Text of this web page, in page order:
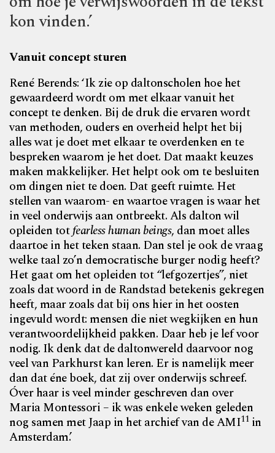
kon vinden.’
Vanuit concept sturen
René Berends: ‘Ik zie op daltonscholen hoe het
gewaardeerd wordt om met elkaar vanuit het
concept te denken. Bij de druk die ervaren wordt
van methoden, ouders en overheid helpt het bij
alles wat je doet met elkaar te overdenken en te
bespreken waarom je het doet. Dat maakt keuzes
maken makkelijker. Het helpt ook om te besluiten
om dingen niet te doen. Dat geeft ruimte. Het
stellen van waarom- en waartoe vragen is waar het
in veel onderwijs aan ontbreekt. Als dalton wil
opleiden totfearless human beings, dan moet alles
daartoe in het teken staan. Dan stel je ook de vraag
welke taal zo’n democratische burger nodig heeft?
Het gaat om het opleiden tot “lefgozertjes”, niet
zoals dat woord in de Randstad betekenis gekregen
heeft, maar zoals dat bij ons hier in het oosten
ingevuld wordt: mensen die niet wegkijken en hun
verantwoordelijkheid pakken. Daar heb je lef voor
nodig. Ik denk dat de daltonwereld daarvoor nog
veel van Parkhurst kan leren. Er is namelijk meer
dan dat éne boek, dat zij over onderwijs schreef.
Óver haar is veel minder geschreven dan over
Maria Montessori – ik was enkele weken geleden
nog samen met Jaap in het archief van de AMI11in
Amsterdam.’